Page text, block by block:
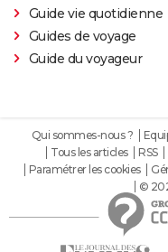
Batman v
t-il une suite ?
Morbius : y a-t-il
streaming et à quel
Les Éternels : que
générique ?
The Suicide Squad
annonce, seances,
Guide vie quotidienne
Guides de voyage
Guide du voyageur
Qui sommes-nous ?
Tous les articles
RSS
Paramétrer les cookies
©